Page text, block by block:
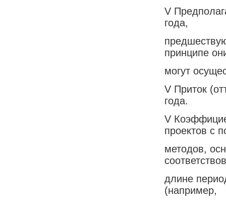
V
года,
принципе
могут
V Приток
года.
V
проектов с
методов,
длине
(например,